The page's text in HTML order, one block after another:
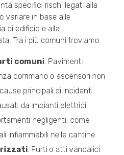
specifici rischi legati alla
variare in base alle
di edificio e alla
Tra i più comuni troviamo:
comuni: Pavimenti
corrimano o ascensori non
principali di incidenti.
da impianti elettrici
negligenti, come
infiammabili nelle cantine.
: Furti o atti vandalici